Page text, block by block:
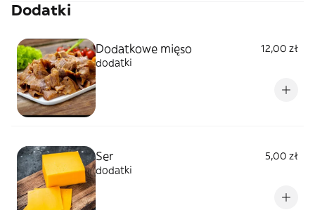
Dodatki
Dodatkowe mięso
12,00 zł
dodatki
Ser
5,00 zł
dodatki